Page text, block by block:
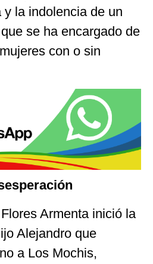
la indolencia de un
se ha encargado de
con o sin
Armenta inició la
Alejandro que
a Los Mochis,